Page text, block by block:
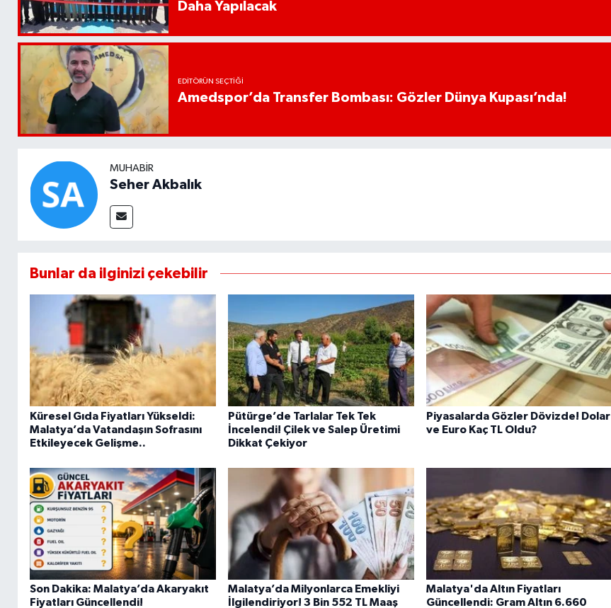
Daha Yapılacak
EDITÖRÜN SEÇTIĞI
Amedspor’da Transfer Bombası: Gözler Dünya Kupası’nda!
MUHABIR
Seher Akbalık
Bunlar da ilginizi çekebilir
Küresel Gıda Fiyatları Yükseldi:
Malatya’da Vatandaşın Sofrasını
Etkileyecek Gelişme..
Pütürge’de Tarlalar Tek Tek
İncelendi! Çilek ve Salep Üretimi
Dikkat Çekiyor
Piyasalarda Gözler Dövizde! Dolar
ve Euro Kaç TL Oldu?
Son Dakika: Malatya’da Akaryakıt
Fiyatları Güncellendi!
Malatya’da Milyonlarca Emekliyi
İlgilendiriyor! 3 Bin 552 TL Maaş
Malatya'da Altın Fiyatları
Güncellendi: Gram Altın 6.660